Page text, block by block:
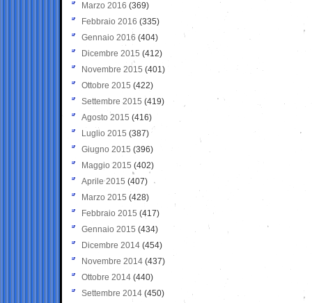
Marzo 2016 (369)
Febbraio 2016 (335)
Gennaio 2016 (404)
Dicembre 2015 (412)
Novembre 2015 (401)
Ottobre 2015 (422)
Settembre 2015 (419)
Agosto 2015 (416)
Luglio 2015 (387)
Giugno 2015 (396)
Maggio 2015 (402)
Aprile 2015 (407)
Marzo 2015 (428)
Febbraio 2015 (417)
Gennaio 2015 (434)
Dicembre 2014 (454)
Novembre 2014 (437)
Ottobre 2014 (440)
Settembre 2014 (450)